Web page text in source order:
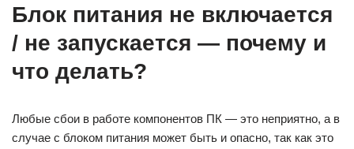
Блок питания не включается
/ не запускается — почему и
что делать?
Любые сбои в работе компонентов ПК — это неприятно, а в
случае с блоком питания может быть и опасно, так как это